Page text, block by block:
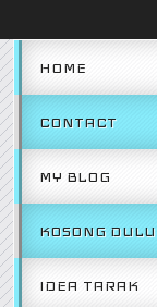
HOME
CONTACT
MY BLOG
KOSONG DULU
IDEA TARAK